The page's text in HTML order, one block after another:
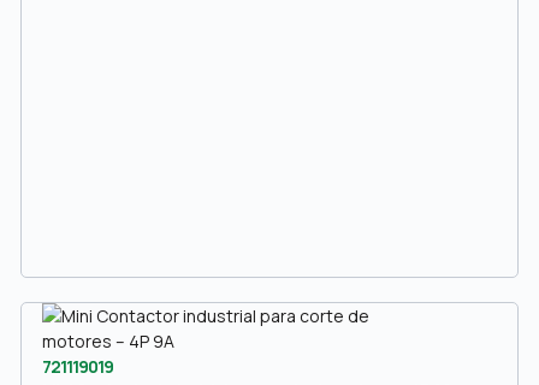
721119019